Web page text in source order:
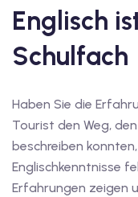
Deutsch C1
C1
C1
Englisch
Schulfach
Haben Sie die
Tourist den Weg,
beschreiben
Englischkenntnisse
Erfahrungen zeigen